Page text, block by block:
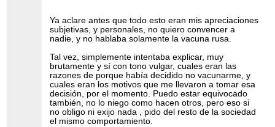
Ya aclare antes que todo esto eran mis apreciaciones
subjetivas, y personales, no quiero convencer a
nadie, y no hablaba solamente la vacuna rusa.
Tal vez, simplemente intentaba explicar, muy
brutamente y sí con tono vulgar, cuales eran las
razones de porque había decidido no vacunarme, y
cuales eran los motivos que me llevaron a tomar esa
decisión, por el momento. Puedo estar equivocado
también, no lo niego como hacen otros, pero eso si
no obligo ni exijo nada , pido del resto de la sociedad
el mismo comportamiento.